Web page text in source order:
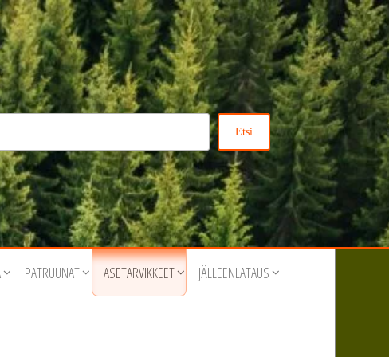
Etsi
PATRUUNAT ASETARVIKKEET JÄLLEENLATAUS